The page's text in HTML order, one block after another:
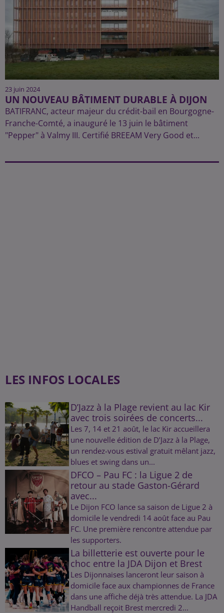
23 juin 2024
UN NOUVEAU BÂTIMENT DURABLE À DIJON
BATIFRANC, acteur majeur du crédit-bail en Bourgogne-
Franche-Comté, a inauguré le 13 juin le bâtiment
"Pepper" à Valmy III. Certifié BREEAM Very Good et...
LES INFOS LOCALES
D’Jazz à la Plage revient au lac Kir
avec trois soirées de concerts...
Les 7, 14 et 21 août, le lac Kir accueillera
une nouvelle édition de D’Jazz à la Plage,
un rendez-vous estival gratuit mêlant jazz,
blues et swing dans un...
DFCO – Pau FC : la Ligue 2 de
retour au stade Gaston-Gérard
avec...
Le Dijon FCO lance sa saison de Ligue 2 à
domicile le vendredi 14 août face au Pau
FC. Une première rencontre attendue par
les supporters.
La billetterie est ouverte pour le
choc entre la JDA Dijon et Brest
Les Dijonnaises lanceront leur saison à
domicile face aux championnes de France
dans une affiche déjà très attendue. La JDA
Handball reçoit Brest mercredi 2...